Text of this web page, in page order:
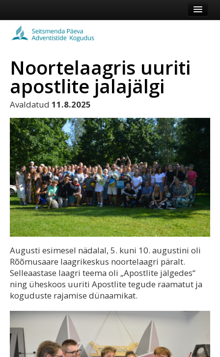
Koduleht
Vaata veel
Noortelaagris uuriti
apostlite jalajälgi
Avaldatud 11.8.2025
Augusti esimesel nädalal, 5. kuni 10. augustini oli
Rõõmusaare laagrikeskus noortelaagri päralt.
Selleaastase laagri teema oli „Apostlite jälgedes“
ning üheskoos uuriti Apostlite tegude raamatut ja
koguduste rajamise dünaamikat.